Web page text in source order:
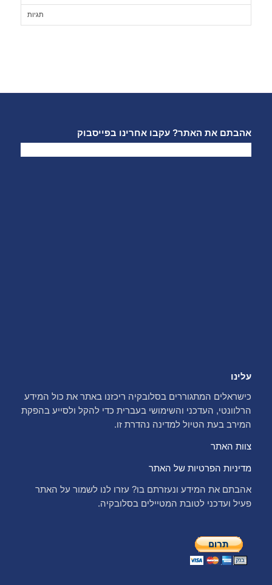
תגיות
אהבתם את האתר? עקבו אחרינו בפייסבוק
עלינו
כישראלים המתגוררים בסלובקיה ריכזנו באתר את כול המידע
הרלוונטי, העדכני והשימושי בעברית כדי להקל ולסייע בהפקת
המירב בעת הטיול למדינה נהדרת זו.
צוות האתר
מדיניות הפרטיות של האתר
אהבתם את המידע ונעזרתם בו? עזרו לנו לשמור על האתר
פעיל ועדכני לטובת המטיילים בסלובקיה.